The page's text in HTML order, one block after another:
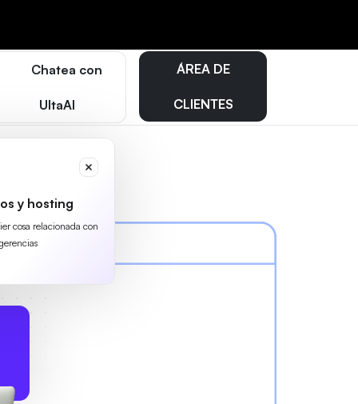
Chatea con
UltaAI
y hosting
cosa relacionada con
ÁREA DE
CLIENTES